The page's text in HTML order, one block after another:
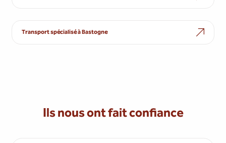
Transport spécialisé à Bastogne
Ils nous ont fait confiance